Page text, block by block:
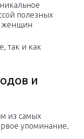
полезных
женщин
так и как
и
из самых
упоминание,